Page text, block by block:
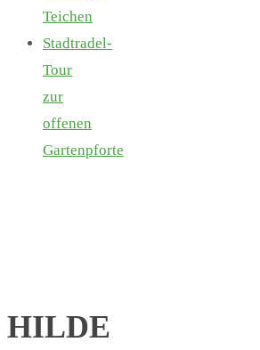
Teichen
Stadtradel-
Tour
zur
offenen
Gartenpforte
HILDE